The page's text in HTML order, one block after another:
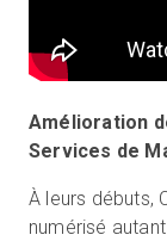
Amélioration
Services de
À leurs débuts,
numérisé